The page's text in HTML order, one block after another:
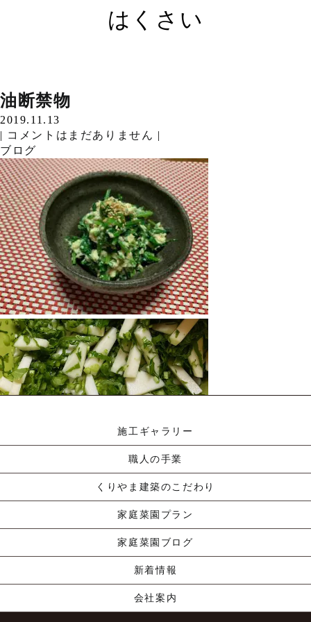
はくさい
はくさい
2019.11.30
| コメントはまだありません |
ブログ
こんにちは。 &nb…
Read More »
再 だいこん
2019.11.28
| コメントはまだありません |
ブログ
こんにちは。 &nb…
Read More »
らっかせい
2019.11.26
| コメントはまだありません |
ブログ
こんにちは。 &nb…
Read More »
か ぶ
2019.11.24
| コメントはまだありません |
ブログ
こんにちは。 &nb…
Read More »
たまねぎ
2019.11.21
| コメントはまだありません |
ブログ
こんにちは。 &nb…
Read More »
葉っぱ
2019.11.20
| コメントはまだありません |
ブログ
こんにちは。 &nb…
Read More »
大 根
2019.11.19
| コメントはまだありません |
ブログ
こんにちは。 &nb…
Read More »
たくあん
2019.11.15
| コメントはまだありません |
ブログ
こんにちは。 &nb…
Read More »
漬物
2019.11.14
| コメントはまだありません |
ブログ
こんにちは。 &nb…
Read More »
油断禁物
2019.11.13
| コメントはまだありません |
ブログ
こんにちは。 &nb…
Read More »
施工ギャラリー
職人の手業
くりやま建築のこだわり
家庭菜園プラン
家庭菜園ブログ
新着情報
会社案内